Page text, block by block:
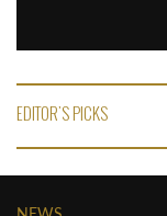
EDITOR'S PICKS